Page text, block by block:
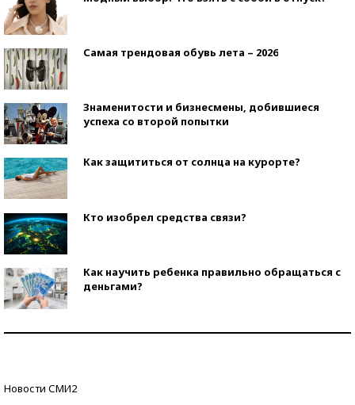
Самая трендовая обувь лета – 2026
Знаменитости и бизнесмены, добившиеся
успеха со второй попытки
Как защититься от солнца на курорте?
Кто изобрел средства связи?
Как научить ребенка правильно обращаться с
деньгами?
Новости СМИ2